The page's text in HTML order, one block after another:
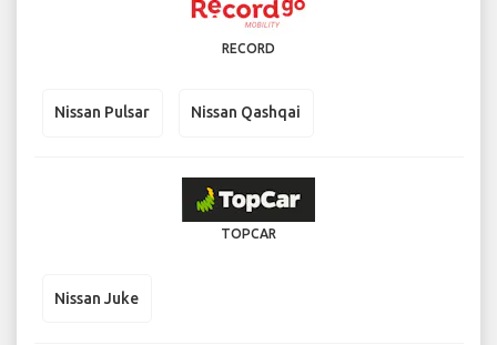
RECORD
Nissan Pulsar Nissan Qashqai
TOPCAR
Nissan Juke